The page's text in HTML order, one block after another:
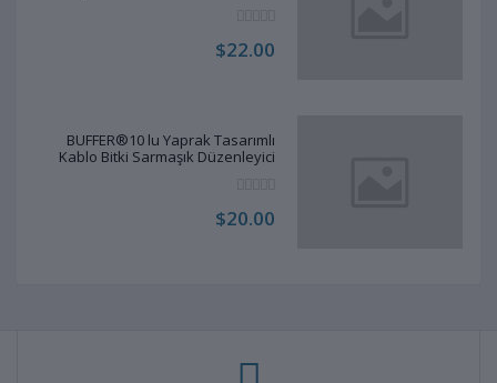
$22.00
BUFFER®10 lu Yaprak Tasarımlı
Kablo Bitki Sarmaşık Düzenleyici
$20.00